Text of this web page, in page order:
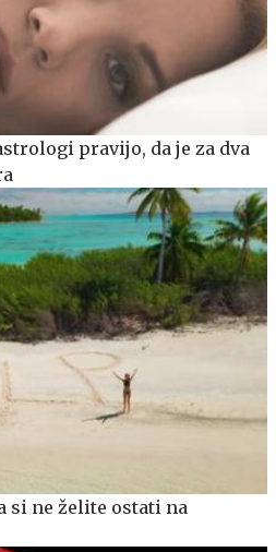
pravijo, da je za dva
si ne želite ostati na